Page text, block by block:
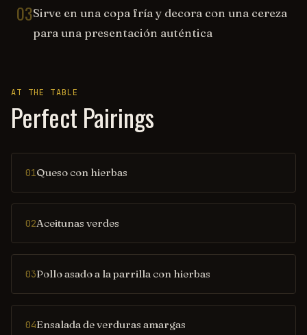
03Sirve en una copa fría y decora con una cereza
para una presentación auténtica
AT THE TABLE
Perfect Pairings
01Queso con hierbas
02Aceitunas verdes
03Pollo asado a la parrilla con hierbas
04Ensalada de verduras amargas